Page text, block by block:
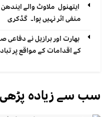
ایتھنول ملاوٹ والے
منفی اثر نہیں ہوا۔ گڈکری
بھارت اور برازیل نے
کے اقدامات کے مواقع پر
سب سے زیادہ پڑھی